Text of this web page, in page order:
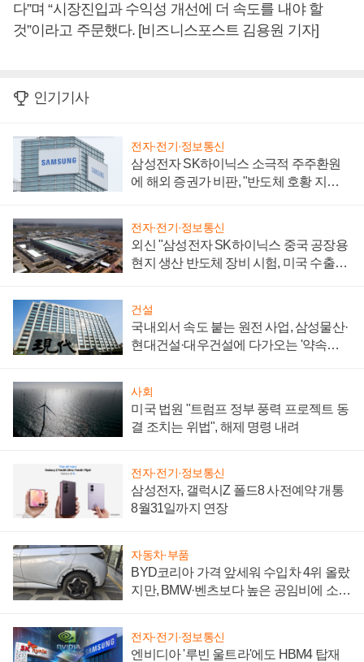
다”며 “시장진입과 수익성 개선에 더 속도를 내야 할
것”이라고 주문했다. [비즈니스포스트 김용원 기자]
인기기사
전자·전기·정보통신
삼성전자 SK하이닉스 소극적 주주환원
에 해외 증권가 비판, "반도체 호황 지속
전자·전기·정보통신
외신 "삼성전자 SK하이닉스 중국 공장용
현지 생산 반도체 장비 시험, 미국 수출통
건설
국내외서 속도 붙는 원전 사업, 삼성물산·
현대건설·대우건설에 다가오는 '약속의
사회
미국 법원 "트럼프 정부 풍력 프로젝트 동
결 조치는 위법", 해제 명령 내려
전자·전기·정보통신
삼성전자, 갤럭시Z 폴드8 사전예약 개통
8월31일까지 연장
자동차·부품
BYD코리아 가격 앞세워 수입차 4위 올랐
지만, BMW·벤츠보다 높은 공임비에 소비
전자·전기·정보통신
엔비디아 '루빈 울트라'에도 HBM4 탑재